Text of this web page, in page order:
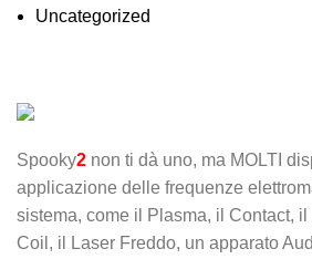
Uncategorized
Spooky2 non ti dà uno, ma MOLTI
applicazione delle frequenze
sistema, come il Plasma, il Contact,
Coil, il Laser Freddo, un apparato